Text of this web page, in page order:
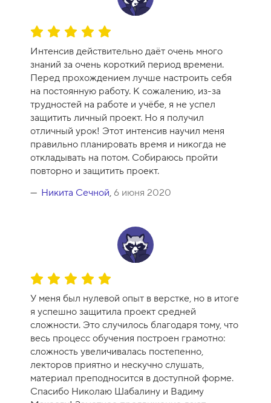
О
е
н
к
а
к
у
р
с
а
-
1
Интенсив действительно даёт очень много
знаний за очень короткий период времени.
Перед прохождением лучше настроить себя
на постоянную работу. К сожалению, из-за
трудностей на работе и учёбе, я не успел
защитить личный проект. Но я получил
отличный урок! Этот интенсив научил меня
правильно планировать время и никогда не
откладывать на потом. Собираюсь пройти
повторно и защитить проект.
Никита Сечной, 6 июня 2020
О
ц
е
н
к
а
к
у
р
с
У меня был нулевой опыт в верстке, но в итоге
я успешно защитила проект средней
сложности. Это случилось благодаря тому, что
весь процесс обучения построен грамотно:
сложность увеличивалась постепенно,
лекторов приятно и нескучно слушать,
материал преподносится в доступной форме.
Спасибо Николаю Шабалину и Вадиму